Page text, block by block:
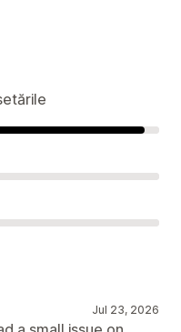
Jul 23, 2026